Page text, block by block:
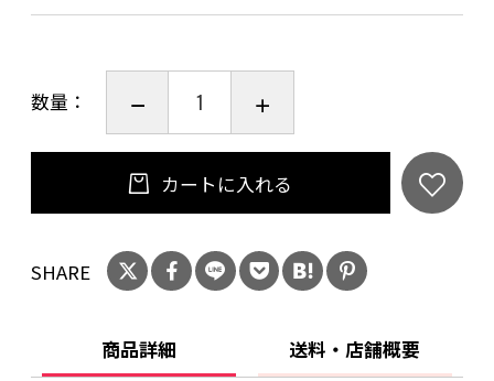
数量：
カートに入れる
SHARE
商品詳細 送料・店舗概要